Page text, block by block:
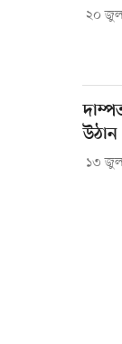
২০
১৩